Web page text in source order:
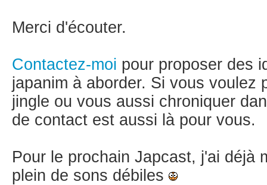
Merci d'écouter.
Contactez-moi pour proposer des
japanim à aborder. Si vous voulez
jingle ou vous aussi chroniquer
de contact est aussi là pour vous.
Pour le prochain Japcast, j'ai déjà
plein de sons débiles